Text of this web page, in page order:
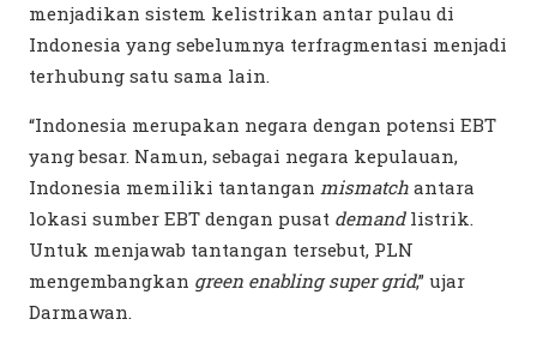
menjadikan sistem kelistrikan antar pulau di
Indonesia yang sebelumnya terfragmentasi menjadi
terhubung satu sama lain.
“Indonesia merupakan negara dengan potensi EBT
yang besar. Namun, sebagai negara kepulauan,
Indonesia memiliki tantangan mismatch antara
lokasi sumber EBT dengan pusat demandlistrik.
Untuk menjawab tantangan tersebut, PLN
mengembangkan green enabling super grid,” ujar
Darmawan.